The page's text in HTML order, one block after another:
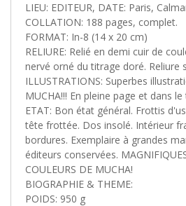
LIEU: EDITEUR, DATE: Paris,
COLLATION: 188 pages, complet.
FORMAT: In-8 (14 x 20 cm)
RELIURE: Relié en demi cuir de
nervé orné du titrage doré. Reliure
ILLUSTRATIONS: Superbes
MUCHA!!! En pleine page et dans le
ETAT: Bon état général. Frottis
tête frottée. Dos insolé. Intérieur
bordures. Exemplaire à grandes
éditeurs conservées.
COULEURS DE MUCHA!
BIOGRAPHIE & THEME:
POIDS: 950 g